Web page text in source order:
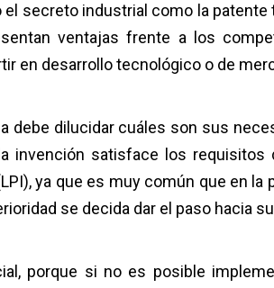
el secreto industrial como la
ventajas frente a los
en desarrollo tecnológico o de
debe dilucidar cuáles son sus
invención satisface los requisitos
ya que es muy común que en
se decida dar el paso hacia
porque si no es posible